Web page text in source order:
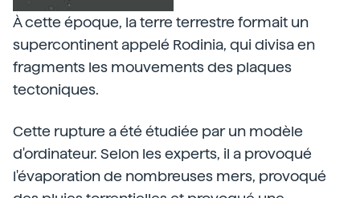
À cette époque, la terre terrestre formait un
supercontinent appelé Rodinia, qui divisa en
fragments les mouvements des plaques
tectoniques.
Cette rupture a été étudiée par un modèle
d'ordinateur. Selon les experts, il a provoqué
l'évaporation de nombreuses mers, provoqué